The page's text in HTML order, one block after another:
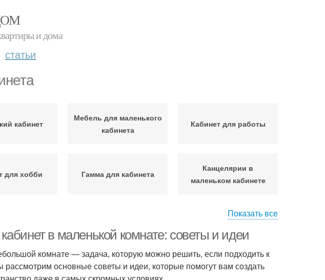
и дома
статьи
кабинет
Мебель для маленького
кабинета
Кабинет для работы
для хобби Гамма для кабинета
Канцелярии в
маленьком кабинете
Показать все
в маленькой комнате: советы и идеи
комнате — задача, которую можно решить, если подходить к
основные советы и идеи, которые помогут вам создать